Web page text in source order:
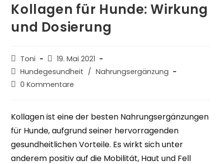
Kollagen für Hunde: Wirkung
und Dosierung
Beitrags-
Autor:
Toni
Beitrag
veröffentlicht:
19. Mai 2021
Beitrags-
Kategorie:
Hundegesundheit / Nahrungsergänzung
Beitrags-
0 Kommentare
Kollagen ist eine der besten Nahrungsergänzungen
für Hunde, aufgrund seiner hervorragenden
gesundheitlichen Vorteile. Es wirkt sich unter
anderem positiv auf die Mobilität, Haut und Fell